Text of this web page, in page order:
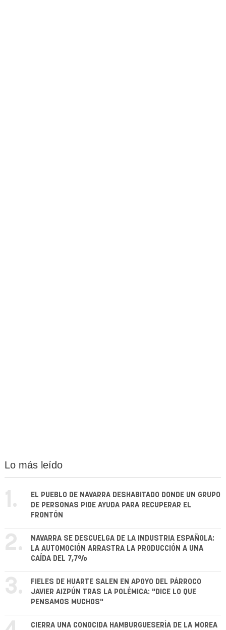
Lo más leído
1.
EL PUEBLO DE NAVARRA DESHABITADO DONDE UN GRUPO
DE PERSONAS PIDE AYUDA PARA RECUPERAR EL
FRONTÓN
2.
NAVARRA SE DESCUELGA DE LA INDUSTRIA ESPAÑOLA:
LA AUTOMOCIÓN ARRASTRA LA PRODUCCIÓN A UNA
CAÍDA DEL 7,7%
3.
FIELES DE HUARTE SALEN EN APOYO DEL PÁRROCO
JAVIER AIZPÚN TRAS LA POLÉMICA: "DICE LO QUE
PENSAMOS MUCHOS"
CIERRA UNA CONOCIDA HAMBURGUESERÍA DE LA MOREA